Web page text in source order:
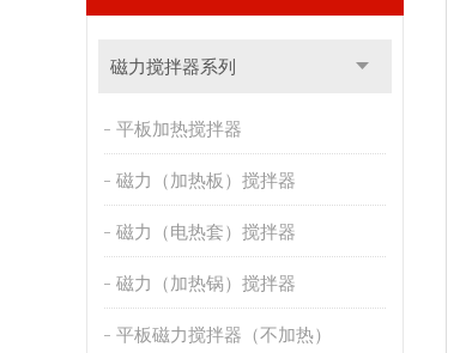
磁力搅拌器系列
平板加热搅拌器
磁力（加热板）搅拌器
磁力（电热套）搅拌器
磁力（加热锅）搅拌器
平板磁力搅拌器（不加热）